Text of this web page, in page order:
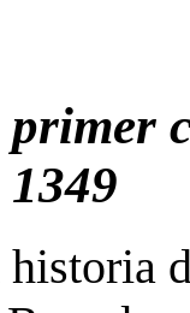
1349